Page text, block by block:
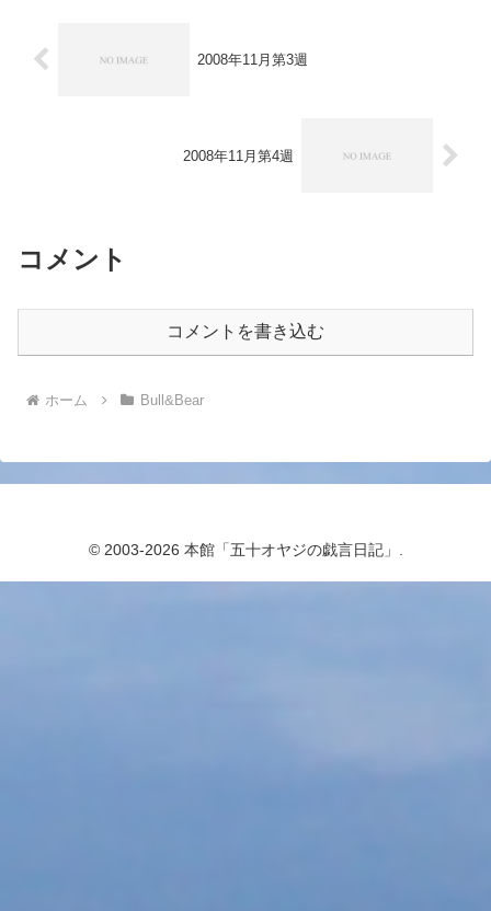
2008年11月第3週
2008年11月第4週
コメント
コメントを書き込む
ホーム Bull&Bear
© 2003-2026 本館「五十オヤジの戯言日記」.